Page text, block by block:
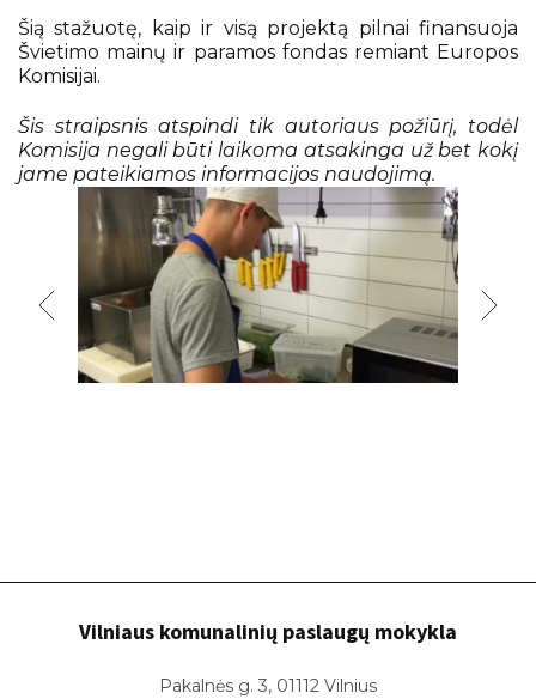
2019 - 2020
2017 - 2018
2016 - 2017
Nemokamas KET testas
Mokyklos Facebook
Šią stažuotę, kaip ir visą projektą pilnai finansuoja
Švietimo mainų ir paramos fondas remiant Europos
Komisijai.
Šis straipsnis atspindi tik autoriaus požiūrį, todėl
Komisija negali būti laikoma atsakinga už bet kokį
jame pateikiamos informacijos naudojimą.
Vilniaus komunalinių paslaugų mokykla
Pakalnės g. 3, 01112 Vilnius